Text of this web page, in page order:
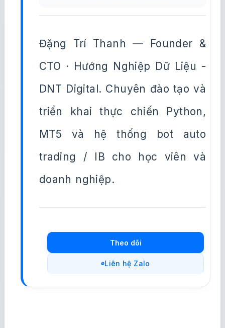
Đặng Trí Thanh — Founder &
CTO · Hướng Nghiệp Dữ Liệu -
DNT Digital. Chuyên đào tạo và
triển khai thực chiến Python,
MT5 và hệ thống bot auto
trading / IB cho học viên và
doanh nghiệp.
Theo dõi
Liên hệ Zalo